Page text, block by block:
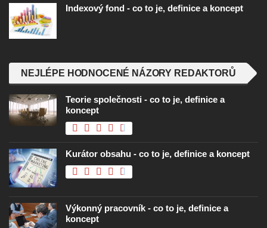
Indexový fond - co to je, definice a koncept
NEJLÉPE HODNOCENÉ NÁZORY REDAKTORŮ
Teorie společnosti - co to je, definice a
koncept
Kurátor obsahu - co to je, definice a koncept
Výkonný pracovník - co to je, definice a
koncept